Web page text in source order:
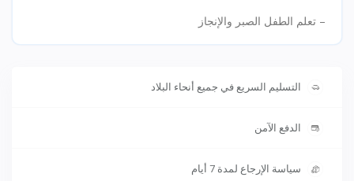
– تعلم الطفل الصبر والإنجاز
التسليم السريع في جميع أنحاء البلاد
الدفع الآمن
سياسة الإرجاع لمدة 7 أيام